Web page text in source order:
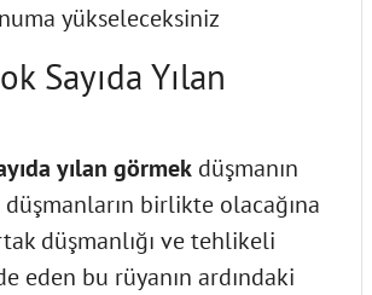
yükseleceksiniz
Sayıda Yılan
yılan görmek düşmanın
düşmanların birlikte olacağına
düşmanlığı ve tehlikeli
eden bu rüyanın ardındaki